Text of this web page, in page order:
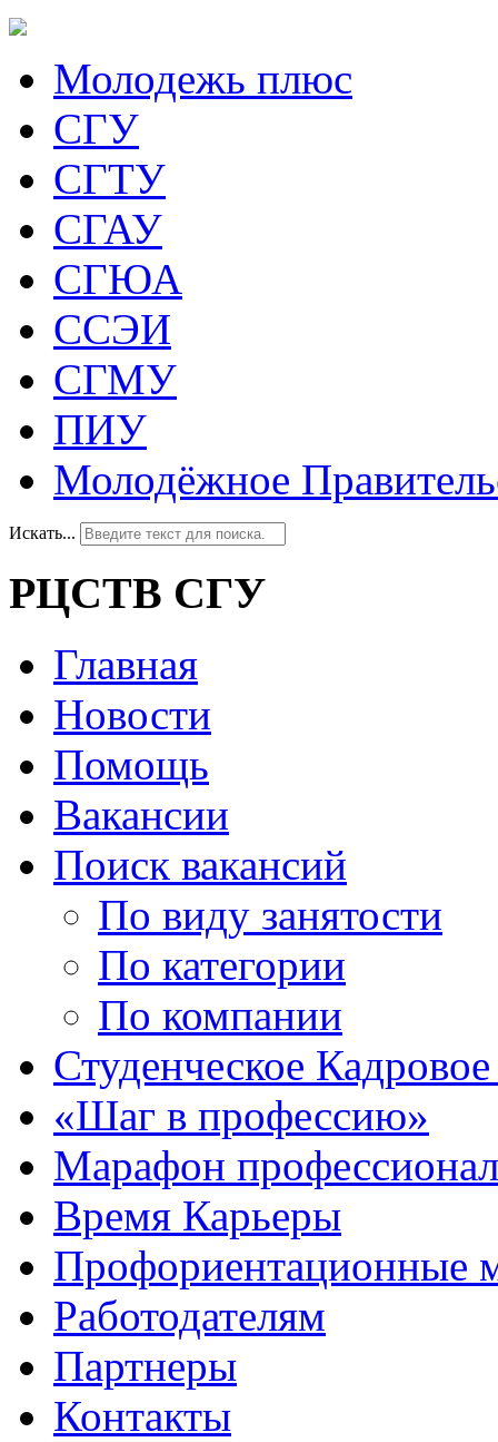
Молодежь плюс
СГУ
СГТУ
СГАУ
СГЮА
ССЭИ
СГМУ
ПИУ
Молодёжное
Искать...
РЦСТВ СГУ
Главная
Новости
Помощь
Вакансии
Поиск вакансий
По виду занятости
По категории
По компании
Студенческое Кадровое
«Шаг в профессию»
Марафон
Время Карьеры
Профориентационные
Работодателям
Партнеры
Контакты